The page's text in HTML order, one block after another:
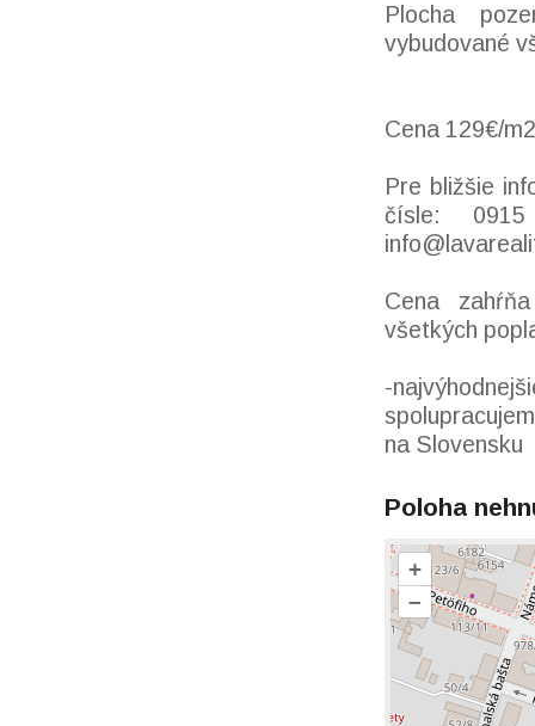
Plocha
vybudované
Cena 129€/
Pre bližšie
čísle:
Cena
všetkých
-
na Slovensku
Poloha
+
–